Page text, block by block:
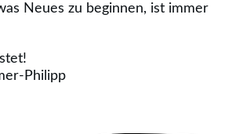
Neues zu beginnen, ist immer
Philipp